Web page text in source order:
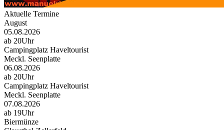
Aktuelle Termine
August
05.08.2026
ab 20Uhr
Campingplatz Haveltourist
Meckl. Seenplatte
06.08.2026
ab 20Uhr
Campingplatz Haveltourist
Meckl. Seenplatte
07.08.2026
ab 19Uhr
Biermünze